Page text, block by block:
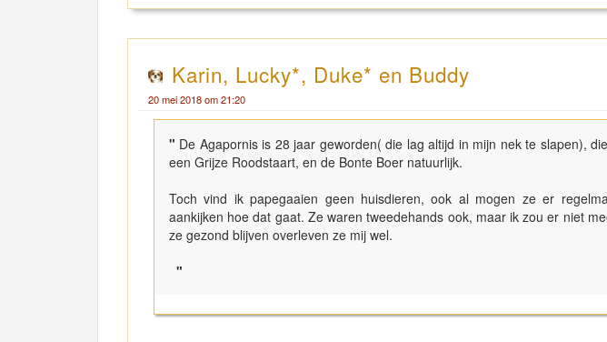
Karin, Lucky*, Duke* en Buddy
20 mei 2018 om 21:20
" De Agapornis is 28 jaar geworden( die lag altijd in mijn nek te slapen),
een Grijze Roodstaart, en de Bonte Boer natuurlijk.
Toch vind ik papegaaien geen huisdieren, ook al mogen ze er
aankijken hoe dat gaat. Ze waren tweedehands ook, maar ik zou er niet
ze gezond blijven overleven ze mij wel.
"